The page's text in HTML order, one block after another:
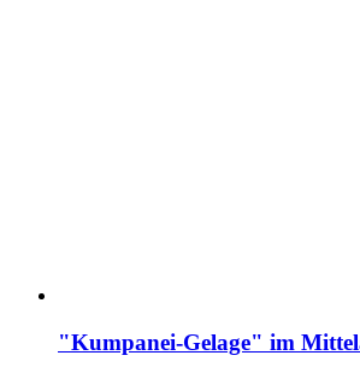
"Kumpanei-Gelage" im